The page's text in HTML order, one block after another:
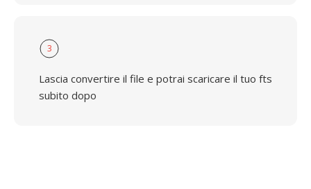
3
Lascia convertire il file e potrai scaricare il tuo fts
subito dopo